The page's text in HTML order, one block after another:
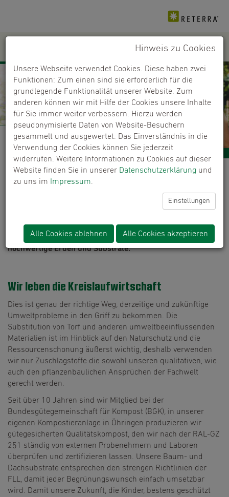
Qualität
Boden für Leben – Unsere Philosophie beruht auf
Natur und ihren Ressourcen voraussetzt. Wir produzieren
in unseren Werken seit mehr als 50 Jahren sorgfältig
hochwertige Erden und Substrate.
Wir leben die Kreislaufwirtschaft
Dies ist genau der richtige Weg, derzeitige und zukünftige
Umweltprobleme in den Griff zu bekommen. Die
Substitution von Torf und anderen umweltbeeinflussenden
Materialien ist im Hinblick auf den Naturschutz und die
Ressourcenschonung äußerst wichtig, deshalb verwenden
wir nur Zuschlagstoffe die sowohl unseren qualitativen, wie
auch den pflanzenbaulichen Ansprüchen der Fachwelt
gerecht werden.
Seit über 10 Jahren sind wir Mitglied bei der
Bundesgütegemeinschaft für Kompost (BGK), in unserer
eigenen Kompostieranlage in Öhringen produzieren wir
gütegesicherten Qualitätskompost, den wir nach der RAL-GZ
251 ständig von externen Probenehmern und Laboren
überprüfen und zertifizieren lassen. Unsere Baum- und
Dachsubstrate entsprechen den strengen Richtlinien der
FLL, damit jeder Begrünungswunsch einfach umsetzbar
wird. Damit unsere Zukunft, die Kinder, bestens geschützt
Hinweis zu Cookies
Unsere Webseite verwendet Cookies. Diese haben zwei
Funktionen: Zum einen sind sie erforderlich für die
grundlegende Funktionalität unserer Website. Zum
anderen können wir mit Hilfe der Cookies unsere Inhalte
für Sie immer weiter verbessern. Hierzu werden
pseudonymisierte Daten von Website-Besuchern
gesammelt und ausgewertet. Das Einverständnis in die
Verwendung der Cookies können Sie jederzeit
widerrufen. Weitere Informationen zu Cookies auf dieser
Website finden Sie in unserer Datenschutzerklärung und
zu uns im
Impressum
Einstellungen
Alle Cookies ablehnen Alle Cookies akzeptieren